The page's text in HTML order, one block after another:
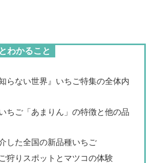
わかること
らない世界』いちご特集の全体内
ちご「あまりん」の特徴と他の品
した全国の新品種いちご
狩りスポットとマツコの体験